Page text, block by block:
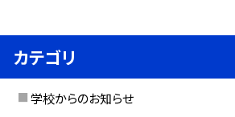
カテゴリ
学校からのお知らせ